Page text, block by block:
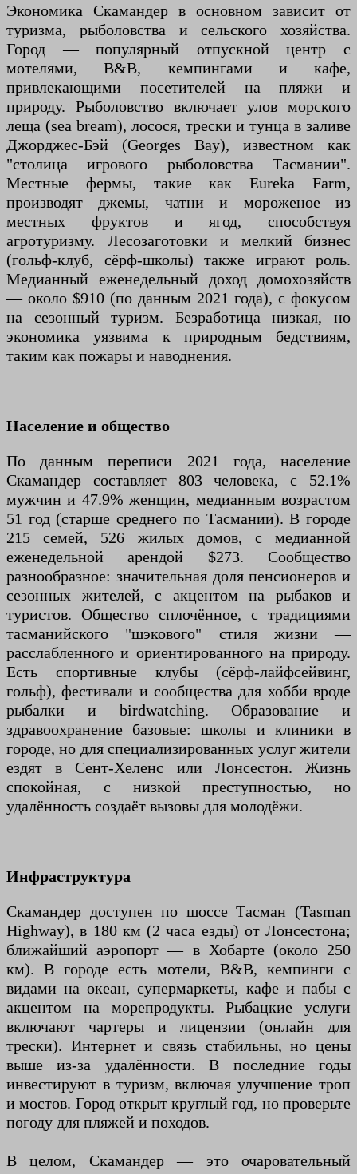
Экономика Скамандер в основном зависит от
туризма, рыболовства и сельского хозяйства.
Город — популярный отпускной центр с
мотелями, B&B, кемпингами и кафе,
привлекающими посетителей на пляжи и
природу. Рыболовство включает улов морского
леща (sea bream), лосося, трески и тунца в заливе
Джорджес-Бэй (Georges Bay), известном как
"столица игрового рыболовства Тасмании".
Местные фермы, такие как Eureka Farm,
производят джемы, чатни и мороженое из
местных фруктов и ягод, способствуя
агротуризму. Лесозаготовки и мелкий бизнес
(гольф-клуб, сёрф-школы) также играют роль.
Медианный еженедельный доход домохозяйств
— около $910 (по данным 2021 года), с фокусом
на сезонный туризм. Безработица низкая, но
экономика уязвима к природным бедствиям,
таким как пожары и наводнения.
Население и общество
По данным переписи 2021 года, население
Скамандер составляет 803 человека, с 52.1%
мужчин и 47.9% женщин, медианным возрастом
51 год (старше среднего по Тасмании). В городе
215 семей, 526 жилых домов, с медианной
еженедельной арендой $273. Сообщество
разнообразное: значительная доля пенсионеров и
сезонных жителей, с акцентом на рыбаков и
туристов. Общество сплочённое, с традициями
тасманийского "шэкового" стиля жизни —
расслабленного и ориентированного на природу.
Есть спортивные клубы (сёрф-лайфсейвинг,
гольф), фестивали и сообщества для хобби вроде
рыбалки и birdwatching. Образование и
здравоохранение базовые: школы и клиники в
городе, но для специализированных услуг жители
ездят в Сент-Хеленс или Лонсестон. Жизнь
спокойная, с низкой преступностью, но
удалённость создаёт вызовы для молодёжи.
Инфраструктура
Скамандер доступен по шоссе Тасман (Tasman
Highway), в 180 км (2 часа езды) от Лонсестона;
ближайший аэропорт — в Хобарте (около 250
км). В городе есть мотели, B&B, кемпинги с
видами на океан, супермаркеты, кафе и пабы с
акцентом на морепродукты. Рыбацкие услуги
включают чартеры и лицензии (онлайн для
трески). Интернет и связь стабильны, но цены
выше из-за удалённости. В последние годы
инвестируют в туризм, включая улучшение троп
и мостов. Город открыт круглый год, но проверьте
погоду для пляжей и походов.
В целом, Скамандер — это очаровательный